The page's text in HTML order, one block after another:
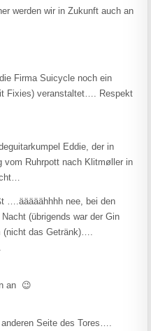
werden wir in Zukunft auch an
Firma Suicycle noch ein
Fixies) veranstaltet…. Respekt
Eddie, der in
vom Ruhrpott nach Klitmøller in
….ääääähhhh nee, bei den
(übrigends war der Gin
(nicht das Getränk)….
an 😉
anderen Seite des Tores….